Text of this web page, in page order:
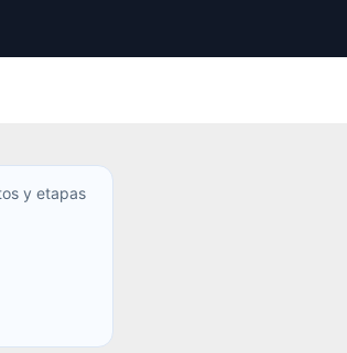
y etapas